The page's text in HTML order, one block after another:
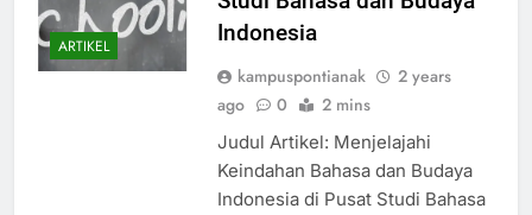
ARTIKEL
Indonesia
kampuspontianak
2 years
ago
0 2 mins
Judul Artikel: Menjelajahi
Keindahan Bahasa dan Budaya
Indonesia di Pusat Studi Bahasa